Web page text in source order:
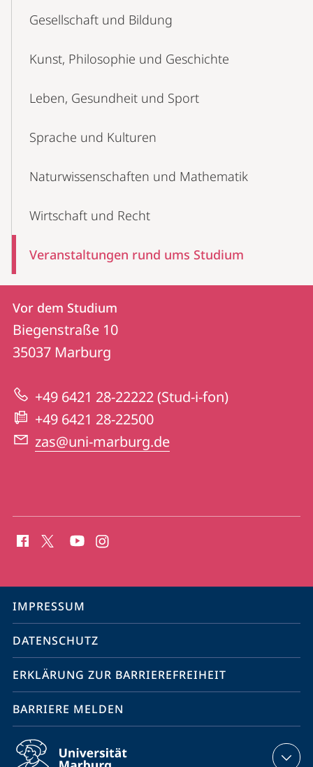
Gesellschaft und Bildung
Kunst, Philosophie und Geschichte
Leben, Gesundheit und Sport
Sprache und Kulturen
Naturwissenschaften und Mathematik
Wirtschaft und Recht
Veranstaltungen rund ums Studium
Kontakt
und
Informationen
zur
Website
Kontaktinformationen
Vor
dem
Vor dem Studium
Biegenstraße 10
35037 Marburg
+49 6421 28-22222 (Stud-i-fon)
+49 6421 28-22500
zas@uni-marburg.de
Media
Service-
Navigation
IMPRESSUM
DATENSCHUTZ
ERKLÄRUNG ZUR BARRIEREFREIHEIT
BARRIERE MELDEN